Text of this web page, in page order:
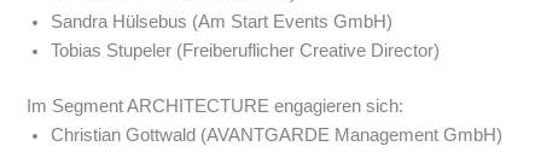
Sandra Hülsebus (Am Start Events GmbH)
Tobias Stupeler (Freiberuflicher Creative Director)
Im Segment ARCHITECTURE engagieren sich:
Christian Gottwald (AVANTGARDE Management GmbH)